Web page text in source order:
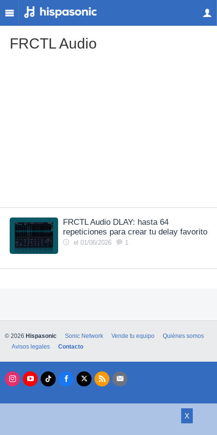
FRCTL Audio
FRCTL Audio DLAY: hasta 64
repeticiones para crear tu delay favorito
el 01/06/2026 1
X
© 2026 Hispasonic Sonic Network Vende tu equipo
Quiénes somos
Avisos legales
Contacto